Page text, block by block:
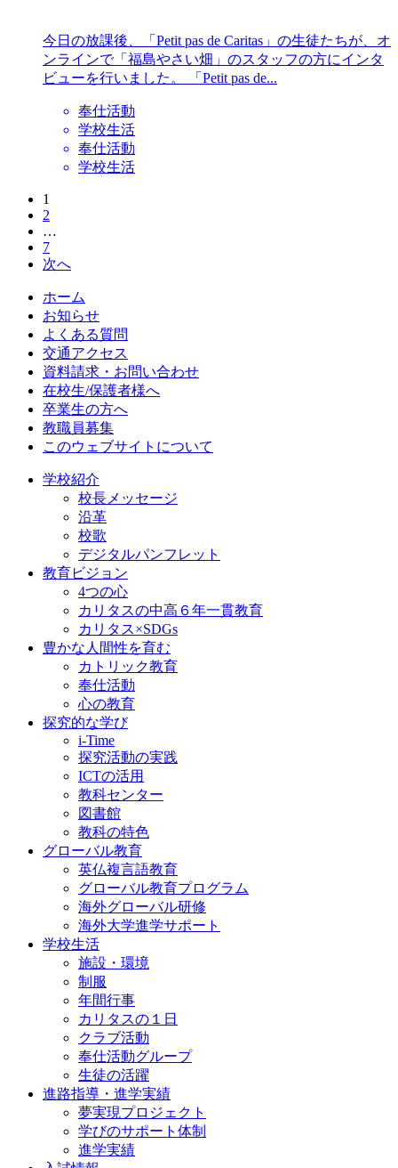
今日の放課後、「Petit pas de Caritas」の生徒たちが、オ
ンラインで「福島やさい畑」のスタッフの方にインタ
ビューを行いました。 「Petit pas de...
奉仕活動
学校生活
奉仕活動
学校生活
1
2
…
7
次へ
ホーム
お知らせ
よくある質問
交通アクセス
資料請求・お問い合わせ
在校生/保護者様へ
卒業生の方へ
教職員募集
このウェブサイトについて
学校紹介
校長メッセージ
沿革
校歌
デジタルパンフレット
教育ビジョン
4つの心
カリタスの中高６年一貫教育
カリタス×SDGs
豊かな人間性を育む
カトリック教育
奉仕活動
心の教育
探究的な学び
i-Time
探究活動の実践
ICTの活用
教科センター
図書館
教科の特色
グローバル教育
英仏複言語教育
グローバル教育プログラム
海外グローバル研修
海外大学進学サポート
学校生活
施設・環境
制服
年間行事
カリタスの１日
クラブ活動
奉仕活動グループ
生徒の活躍
進路指導・進学実績
夢実現プロジェクト
学びのサポート体制
進学実績